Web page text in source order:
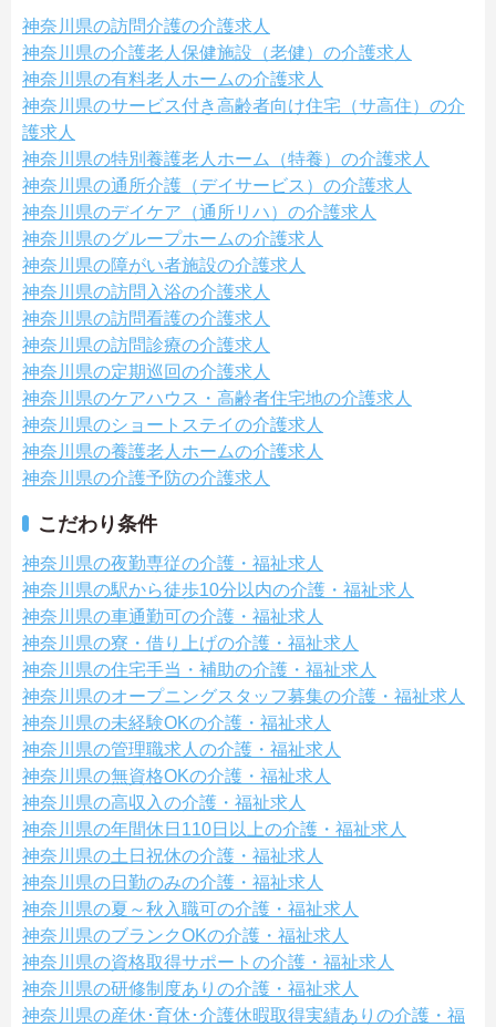
神奈川県の訪問介護の介護求人
神奈川県の介護老人保健施設（老健）の介護求人
神奈川県の有料老人ホームの介護求人
神奈川県のサービス付き高齢者向け住宅（サ高住）の介
護求人
神奈川県の特別養護老人ホーム（特養）の介護求人
神奈川県の通所介護（デイサービス）の介護求人
神奈川県のデイケア（通所リハ）の介護求人
神奈川県のグループホームの介護求人
神奈川県の障がい者施設の介護求人
神奈川県の訪問入浴の介護求人
神奈川県の訪問看護の介護求人
神奈川県の訪問診療の介護求人
神奈川県の定期巡回の介護求人
神奈川県のケアハウス・高齢者住宅地の介護求人
神奈川県のショートステイの介護求人
神奈川県の養護老人ホームの介護求人
神奈川県の介護予防の介護求人
こだわり条件
神奈川県の夜勤専従の介護・福祉求人
神奈川県の駅から徒歩10分以内の介護・福祉求人
神奈川県の車通勤可の介護・福祉求人
神奈川県の寮・借り上げの介護・福祉求人
神奈川県の住宅手当・補助の介護・福祉求人
神奈川県のオープニングスタッフ募集の介護・福祉求人
神奈川県の未経験OKの介護・福祉求人
神奈川県の管理職求人の介護・福祉求人
神奈川県の無資格OKの介護・福祉求人
神奈川県の高収入の介護・福祉求人
神奈川県の年間休日110日以上の介護・福祉求人
神奈川県の土日祝休の介護・福祉求人
神奈川県の日勤のみの介護・福祉求人
神奈川県の夏～秋入職可の介護・福祉求人
神奈川県のブランクOKの介護・福祉求人
神奈川県の資格取得サポートの介護・福祉求人
神奈川県の研修制度ありの介護・福祉求人
神奈川県の産休･育休･介護休暇取得実績ありの介護・福